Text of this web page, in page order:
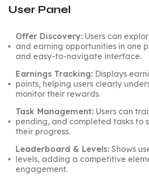
User Panel
Offer Discovery: Users can
and earning opportunities in one
and easy-to-navigate interface.
Earnings Tracking: Displays
points, helping users clearly
monitor their rewards.
Task Management: Users can
pending, and completed tasks to
their progress.
Leaderboard & Levels: Shows
levels, adding a competitive
engagement.